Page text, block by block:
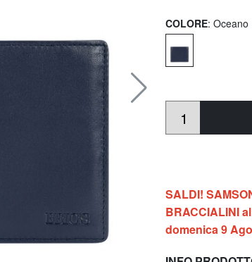
COLORE: Oceano
SALDI!
BRACCIALINI
domenica 9